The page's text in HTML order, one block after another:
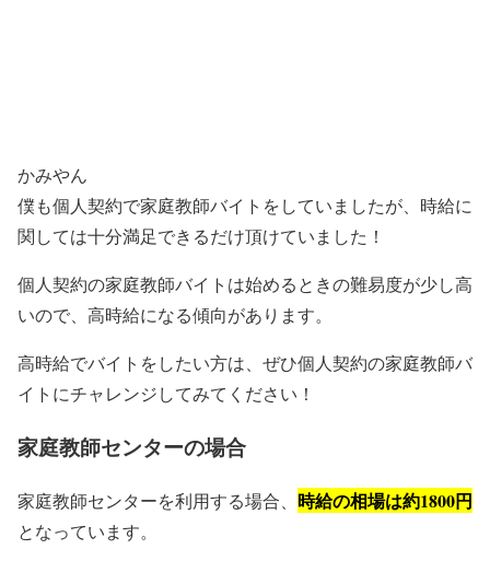
かみやん
僕も個人契約で家庭教師バイトをしていましたが、時給に
関しては十分満足できるだけ頂けていました！
個人契約の家庭教師バイトは始めるときの難易度が少し高
いので、高時給になる傾向があります。
高時給でバイトをしたい方は、ぜひ個人契約の家庭教師バ
イトにチャレンジしてみてください！
家庭教師センターの場合
家庭教師センターを利用する場合、 時給の相場は約1800円
となっています。